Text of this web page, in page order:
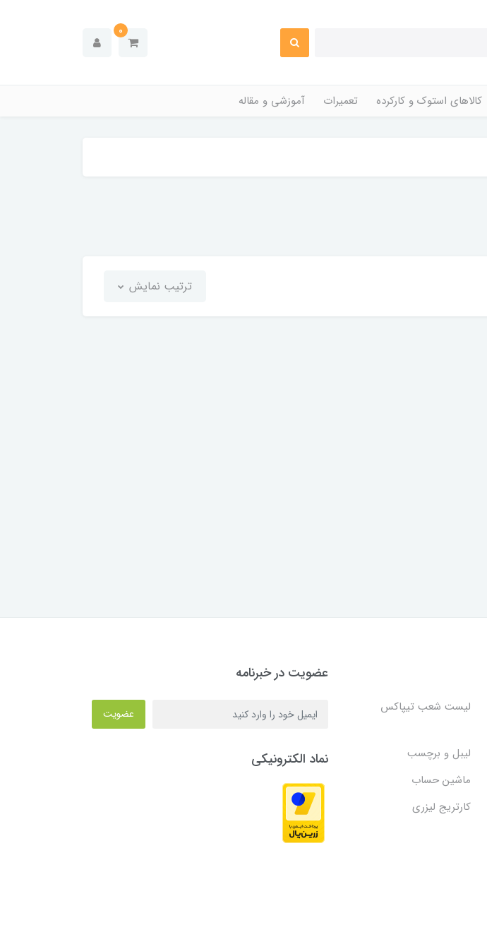
0
کالاهای استوک و کارکرده تعمیرات آموزشی و مقاله
ترتیب نمایش
لیست شعب تیپاکس
لیبل و برچسب
ماشین حساب
کارتریج لیزری
عضویت در خبرنامه
عضویت
نماد الکترونیکی